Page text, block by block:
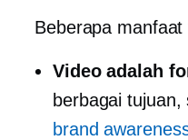
Beberapa
Video adalah
berbagai
brand